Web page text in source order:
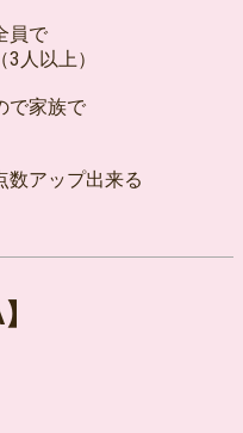
員で
人以上）
で家族で
数アップ出来る